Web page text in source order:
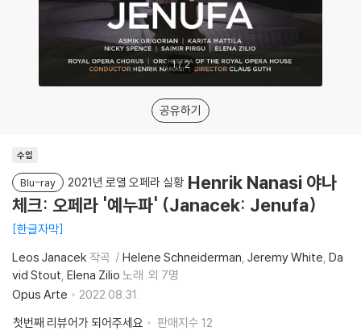
1/2
공유하기
수입
Blu-ray 2021년 로열 오페라 실황 Henrik Nanasi 야나
체크: 오페라 '예누파' (Janacek: Jenufa)
한글자막
Leos Janacek 작곡 Helene Schneiderman Jeremy White Da
vid Stout Elena Zilio 노래 외 7명
Opus Arte
2022.08.31.
첫번째 리뷰어가 되어주세요
판매지수 12